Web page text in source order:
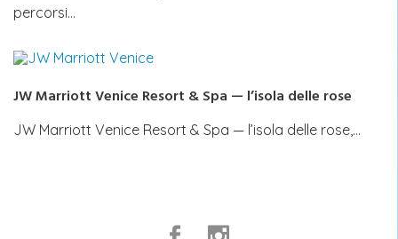
percorsi…
JW Marriott Venice Resort & Spa — l’isola delle rose
JW Marriott Venice Resort & Spa — l’isola delle rose,…